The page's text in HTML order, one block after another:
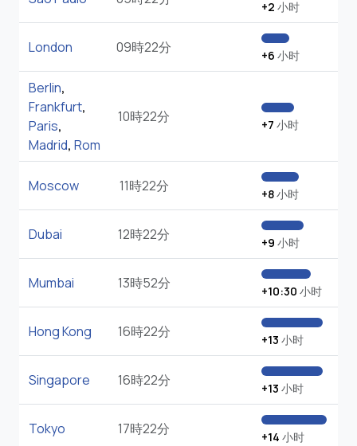
+2 小时
London 09時22分 +6 小时
Berlin,
Frankfurt,
Paris,
Madrid, Rom
10時22分 +7 小时
Moscow 11時22分 +8小时
Dubai 12時22分 +9 小时
Mumbai 13時52分 +10:30 小时
Hong Kong 16時22分 +13 小时
Singapore 16時22分 +13 小时
Tokyo 17時22分 +14 小时